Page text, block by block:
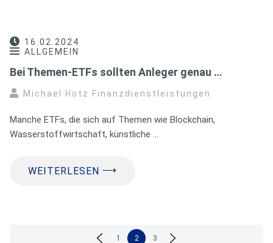
16.02.2024
ALLGEMEIN
Bei Themen-ETFs sollten Anleger genau …
Michael Hotz Finanzdienstleistungen
Manche ETFs, die sich auf Themen wie Blockchain,
Wasserstoffwirtschaft, künstliche …
WEITERLESEN ⟶
Seitennummerierung
1 2 3